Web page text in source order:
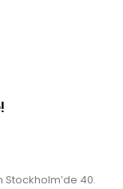
Stockholm’de 40.